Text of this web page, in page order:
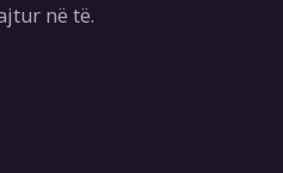
në të.